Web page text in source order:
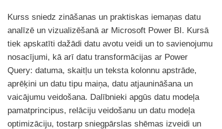
Kurss sniedz zināšanas un praktiskas iemaņas datu
analīzē un vizualizēšanā ar Microsoft Power BI. Kursā
tiek apskatīti dažādi datu avotu veidi un to savienojumu
nosacījumi, kā arī datu transformācijas ar Power
Query: datuma, skaitļu un teksta kolonnu apstrāde,
aprēķini un datu tipu maiņa, datu atjaunināšana un
vaicājumu veidošana. Dalībnieki apgūs datu modeļa
pamatprincipus, relāciju veidošanu un datu modeļa
optimizāciju, tostarp sniegpārslas shēmas izveidi un